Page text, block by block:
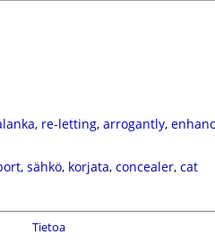
, re-letting, arrogantly,
, sähkö, korjata, concealer, cat
Tietoa